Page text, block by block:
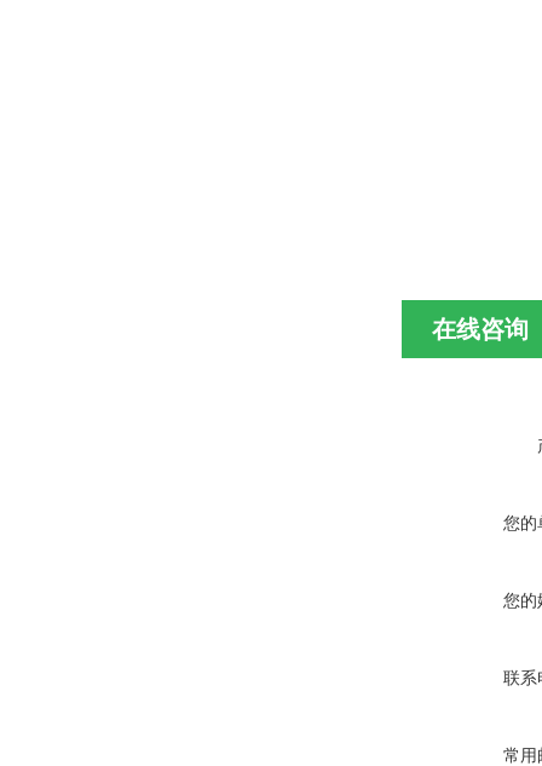
在线咨询
您的
您的
联系
常用